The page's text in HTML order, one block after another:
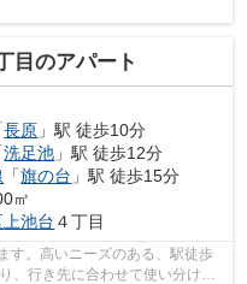
目のアパート
長原 」駅 徒歩10分
洗足池 」駅 徒歩12分
「旗の台 」駅 徒歩15分
㎡
上池台 ４丁目
す。高いニーズのある、駅徒歩
、行き先に合わせて使い分けが